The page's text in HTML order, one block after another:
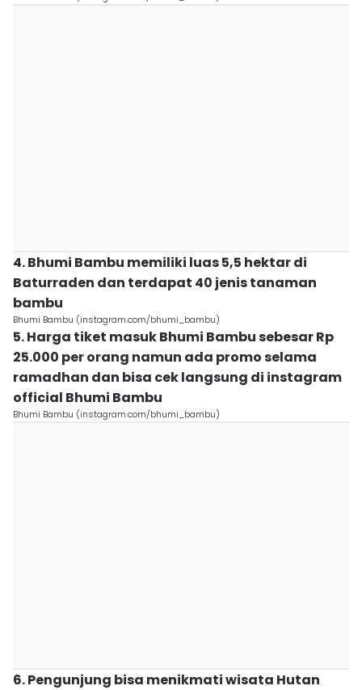
4. Bhumi Bambu memiliki luas 5,5 hektar di
Baturraden dan terdapat 40 jenis tanaman
bambu
Bhumi Bambu (instagram.com/bhumi_bambu)
5. Harga tiket masuk Bhumi Bambu sebesar Rp
25.000 per orang namun ada promo selama
ramadhan dan bisa cek langsung di instagram
official Bhumi Bambu
Bhumi Bambu (instagram.com/bhumi_bambu)
6. Pengunjung bisa menikmati wisata Hutan